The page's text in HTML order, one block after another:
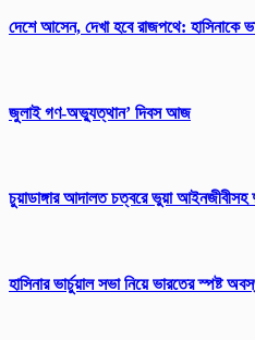
দেশে আসেন, দেখা হবে রাজপথে: হাসিনাকে
জুলাই গণ-অভ্যুত্থান’ দিবস আজ
চুয়াডাঙ্গার আদালত চত্বরে ভুয়া
হাসিনার ভার্চুয়াল সভা নিয়ে ভারতের স্পষ্ট